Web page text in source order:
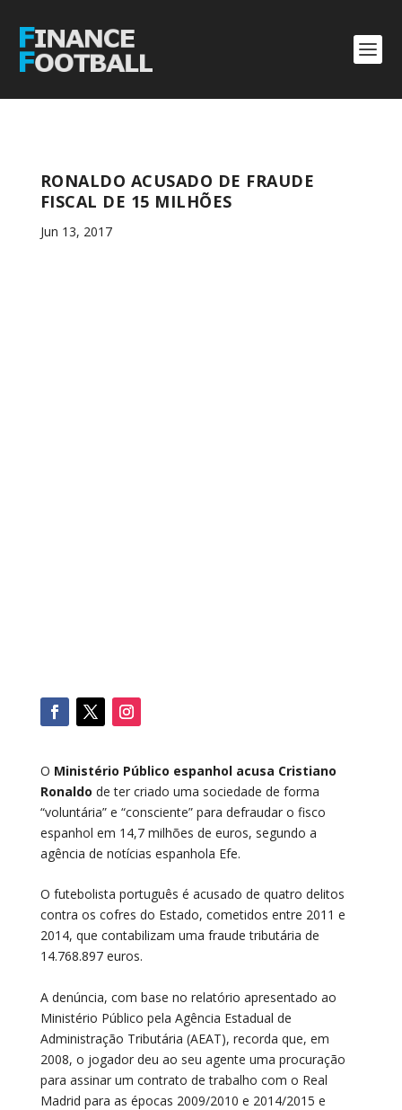
RONALDO ACUSADO DE FRAUDE
FISCAL DE 15 MILHÕES
Jun 13, 2017
O Ministério Público espanhol acusa Cristiano
Ronaldo de ter criado uma sociedade de forma
“voluntária” e “consciente” para defraudar o fisco
espanhol em 14,7 milhões de euros, segundo a
agência de notícias espanhola Efe.
O futebolista português é acusado de quatro delitos
contra os cofres do Estado, cometidos entre 2011 e
2014, que contabilizam uma fraude tributária de
14.768.897 euros.
A denúncia, com base no relatório apresentado ao
Ministério Público pela Agência Estadual de
Administração Tributária (AEAT), recorda que, em
2008, o jogador deu ao seu agente uma procuração
para assinar um contrato de trabalho com o Real
Madrid para as épocas 2009/2010 e 2014/2015 e